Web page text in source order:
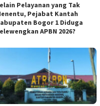
Pelayanan yang Tak
Pejabat Kantah
Bogor 1 Diduga
APBN 2026?